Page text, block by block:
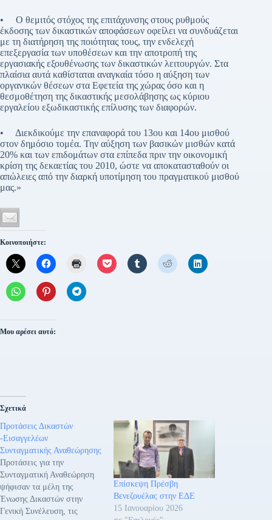
• Ο θεμιτός στόχος της επιτάχυνσης στους ρυθμούς
έκδοσης των δικαστικών αποφάσεων οφείλει να συνδυάζεται
με τη διατήρηση της ποιότητας τους, την ενδελεχή
επεξεργασία των υποθέσεων και την αποτροπή της
εργασιακής εξουθένωσης των δικαστικών λειτουργών. Στα
πλαίσια αυτά καθίσταται αναγκαία τόσο η αύξηση των
οργανικών θέσεων στα Εφετεία της χώρας όσο και η
θεσμοθέτηση της δικαστικής μεσολάβησης ως κύριου
εργαλείου εξωδικαστικής επίλυσης των διαφορών.
• Διεκδικούμε την επαναφορά του 13ου και 14ου μισθού
στον δημόσιο τομέα. Την αύξηση των βασικών μισθών κατά
20% και των επιδομάτων στα επίπεδα πριν την οικονομική
κρίση της δεκαετίας του 2010, ώστε να αποκατασταθούν οι
απώλειες από την διαρκή υποτίμηση του πραγματικού μισθού
μας.»
Κοινοποιήστε:
Μου αρέσει αυτό:
Σχετικά
Προτάσεις Δικαστών
-Εισαγγελέων
Συνταγματικής Αναθεώρησης
Προτάσεις για την
Συνταγματική Αναθεώρηση
ψήφισαν τα μέλη της
Ένωσης Δικαστών στην
Γενική Συνέλευση, τις
Επίσκεψη Πρέσβη
Βενεζουέλας στην ΕΔΕ
15 Ιανουαρίου 2026